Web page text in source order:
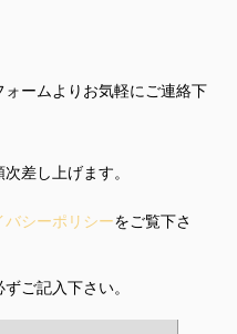
ームよりお気軽にご連絡下
差し上げます。
バシーポリシーをご覧下さ
ご記入下さい。